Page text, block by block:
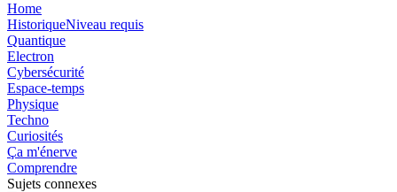
Home
HistoriqueNiveau requis
Quantique
Electron
Cybersécurité
Espace-temps
Physique
Techno
Curiosités
Ça m'énerve
Comprendre
Sujets connexes